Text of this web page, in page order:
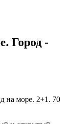
Город -
на море. 2+1. 70